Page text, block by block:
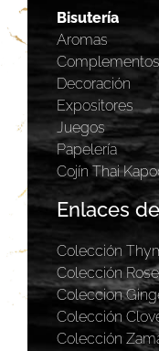
Bisutería
Aromas
Complementos
Decoración
Expositores
Juegos
Papelería
Cojín Thai
Enlaces
Colección
Colección
Coleccion
Colección
Colección